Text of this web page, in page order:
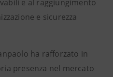
e al raggiungimento
e sicurezza
ha rafforzato in
presenza nel mercato